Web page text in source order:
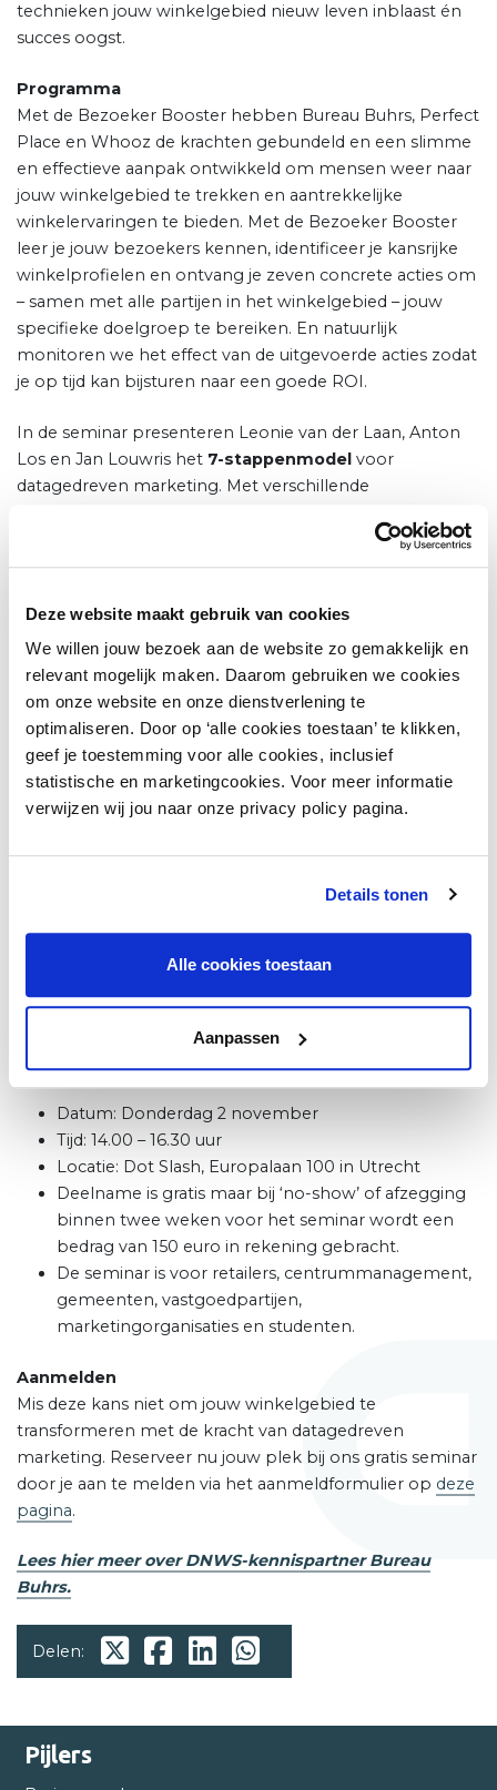
Deze website maakt gebruik van cookies
We willen jouw bezoek aan de website zo gemakkelijk en
relevant mogelijk maken. Daarom gebruiken we cookies
om onze website en onze dienstverlening te
optimaliseren. Door op ‘alle cookies toestaan’ te klikken,
geef je toestemming voor alle cookies, inclusief
statistische en marketingcookies. Voor meer informatie
verwijzen wij jou naar onze privacy policy pagina.
Details tonen
Alle cookies toestaan
Aanpassen
technieken jouw winkelgebied nieuw leven inblaast én
succes oogst.
Programma
Met de Bezoeker Booster hebben Bureau Buhrs, Perfect
Place en Whooz de krachten gebundeld en een slimme
en effectieve aanpak ontwikkeld om mensen weer naar
jouw winkelgebied te trekken en aantrekkelijke
winkelervaringen te bieden. Met de Bezoeker Booster
leer je jouw bezoekers kennen, identificeer je kansrijke
winkelprofielen en ontvang je zeven concrete acties om
– samen met alle partijen in het winkelgebied – jouw
specifieke doelgroep te bereiken. En natuurlijk
monitoren we het effect van de uitgevoerde acties zodat
je op tijd kan bijsturen naar een goede ROI.
In de seminar presenteren Leonie van der Laan, Anton
Los en Jan Louwris het 7-stappenmodel voor
datagedreven marketing. Met verschillende
zien wat de waarde is van datagedreven marketing en
hoe dit bijdraagt aan een gezamenlijke, effectieve
de het belang van data en vertelt over het data
platform Retail Insiders. Henk Gianottenverzorgt een
interactief vraaggesprek tussen alle presentaties door.
Op een rij:
14:00 – Inloop:Ontmoet andere retail
enthousiastelingen en geniet van een
14:30 – Start Programma:Laat je inspireren door
Bezoeker Booster stappenplan en het belang van
datagedreven marketing.
16:30 – Borrel:Sluit de middag af met een gezellige
onze experts.
Praktisch
Datum: Donderdag 2 november
Tijd: 14.00 – 16.30 uur
Locatie: Dot Slash, Europalaan 100 in Utrecht
Deelname is gratis maar bij ‘no-show’ of afzegging
binnen twee weken voor het seminar wordt een
bedrag van 150 euro in rekening gebracht.
De seminar is voor retailers, centrummanagement,
gemeenten, vastgoedpartijen,
marketingorganisaties en studenten.
Aanmelden
Mis deze kans niet om jouw winkelgebied te
transformeren met de kracht van datagedreven
marketing. Reserveer nu jouw plek bij ons gratis seminar
door je aan te melden via het aanmeldformulier op deze
pagina.
Lees hier meer over DNWS-kennispartner Bureau
Buhrs.
Delen:
Pijlers